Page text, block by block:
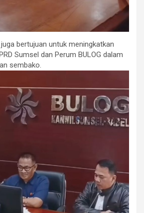
bertujuan untuk meningkatkan
Sumsel dan Perum BULOG dalam
sembako.